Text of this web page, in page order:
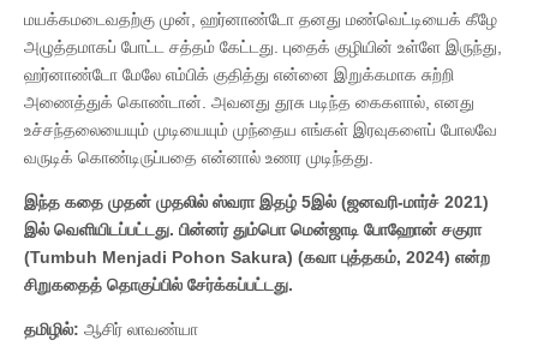
மயக்கமடைவதற்கு முன், ஹர்னாண்டோ தனது மண்வெட்டியைக் கீழே
அழுத்தமாகப் போட்ட சத்தம் கேட்டது. புதைக் குழியின் உள்ளே இருந்து,
ஹர்னாண்டோ மேலே எம்பிக் குதித்து என்னை இறுக்கமாக சுற்றி
அணைத்துக் கொண்டான். அவனது தூசு படிந்த கைகளால், எனது
உச்சந்தலையையும் முடியையும் முந்தைய எங்கள் இரவுகளைப் போலவே
வருடிக் கொண்டிருப்பதை என்னால் உணர முடிந்தது.
இந்த கதை முதன் முதலில் ஸ்வரா இதழ் 5இல் (ஜனவரி-மார்ச் 2021)
இல் வெளியிடப்பட்டது. பின்னர் தும்பொ மென்ஜாடி போஹோன் சகுரா
(Tumbuh Menjadi Pohon Sakura) (கவா புத்தகம், 2024) என்ற
சிறுகதைத் தொகுப்பில் சேர்க்கப்பட்டது.
தமிழில்: ஆசிர் லாவண்யா